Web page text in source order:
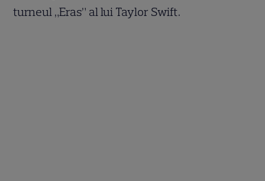
turneul „Eras” al lui Taylor Swift.